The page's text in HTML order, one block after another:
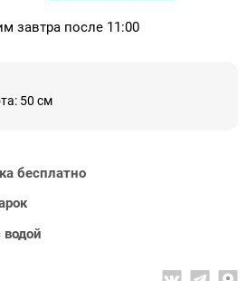
завтра после 11:00
50 см
бесплатно